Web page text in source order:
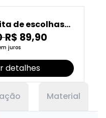
de escolhas
R$ 89,90
juros
detalhes
Material